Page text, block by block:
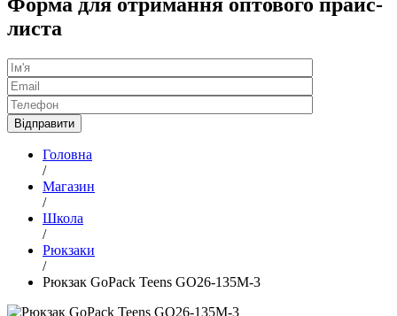
листа
Головна
/
Магазин
/
Школа
/
Рюкзаки
/
Рюкзак GoPack Teens GO26-135M-3